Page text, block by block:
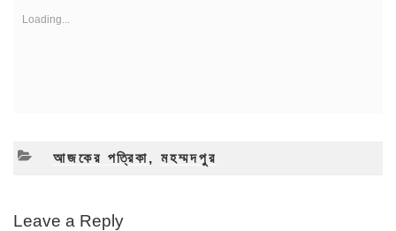
Loading...
CATEGORIES
আজকের পত্রিকা,মহম্মদপুর
Leave a Reply